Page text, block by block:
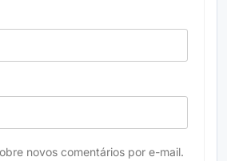
novos comentários por e-mail.